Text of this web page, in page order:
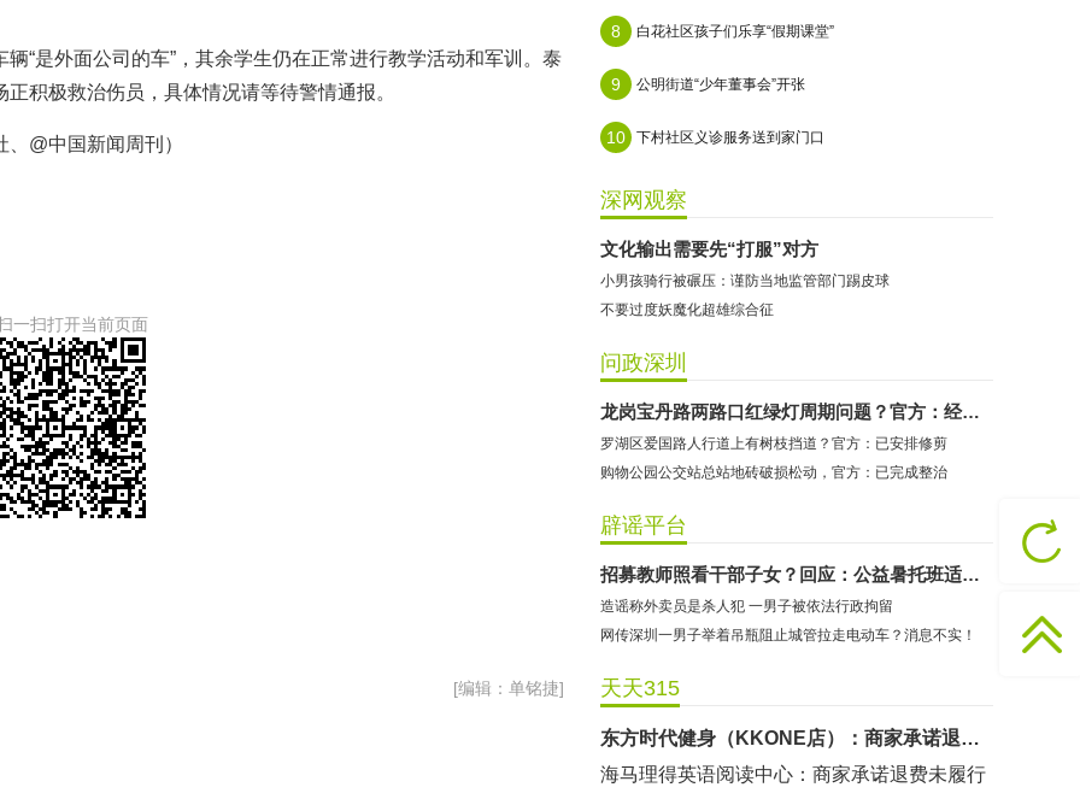
“是外面公司的车”，其余学生仍在正常进行教学活动和军训。泰
积极救治伤员，具体情况请等待警情通报。
@中国新闻周刊）
一扫打开当前页面
[编辑：单铭捷]
8 白花社区孩子们乐享“假期课堂”
9 公明街道“少年董事会”开张
10 下村社区义诊服务送到家门口
深网观察
文化输出需要先“打服”对方
小男孩骑行被碾压：谨防当地监管部门踢皮球
不要过度妖魔化超雄综合征
问政深圳
龙岗宝丹路两路口红绿灯周期问题？官方：经查不用调
罗湖区爱国路人行道上有树枝挡道？官方：已安排修剪
购物公园公交站总站地砖破损松动，官方：已完成整治
辟谣平台
招募教师照看干部子女？回应：公益暑托班适龄少年儿童均可报名
造谣称外卖员是杀人犯 一男子被依法行政拘留
网传深圳一男子举着吊瓶阻止城管拉走电动车？消息不实！
天天315
哈尔特健身：商家拒不配合调解
龅牙兔儿童情商训练营：商家承诺退费未履行
东方时代健身（KKONE店）：商家承诺退费未履行
粤宝乐儿童成长中心：商家拒不配合调解
世纪佳缘（车公庙店）：商家未按已签署协议退款
曼莎国际美容美发（平湖店）：商家承诺退费未履行